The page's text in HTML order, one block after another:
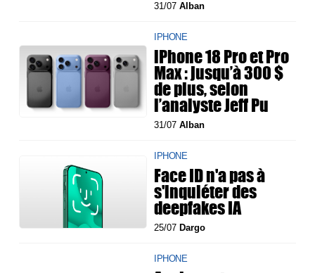
31/07Alban
IPHONE
iPhone 18 Pro et Pro
Max : jusqu’à 300 $
de plus, selon
l’analyste Jeff Pu
31/07Alban
IPHONE
Face ID n'a pas à
s'inquiéter des
deepfakes IA
25/07 Dargo
IPHONE